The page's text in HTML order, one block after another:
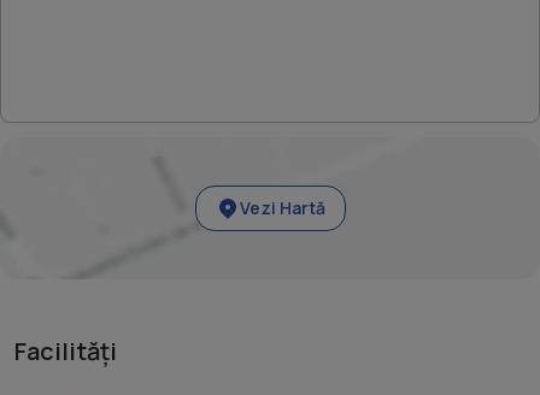
Vezi Hartă
Facilități